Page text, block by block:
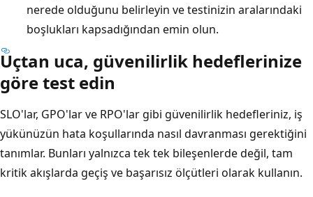
nerede olduğunu belirleyin ve testinizin aralarındaki
boşlukları kapsadığından emin olun.
Uçtan uca, güvenilirlik hedeflerinize
göre test edin
SLO'lar, GPO'lar ve RPO'lar gibi güvenilirlik hedefleriniz, iş
yükünüzün hata koşullarında nasıl davranması gerektiğini
tanımlar. Bunları yalnızca tek tek bileşenlerde değil, tam
kritik akışlarda geçiş ve başarısız ölçütleri olarak kullanın.